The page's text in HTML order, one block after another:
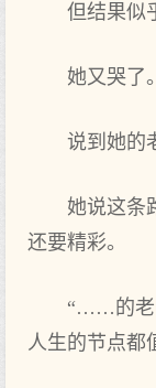
但结果似
她又哭了。
说到她的
她说这条
还要精彩。
“……的老
人生的节点都